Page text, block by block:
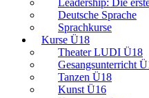
Leadership: Die
Deutsche Sprache
Sprachkurse
Kurse Ü18
Theater LUDI Ü18
Gesangsunterricht
Tanzen Ü18
Kunst Ü16